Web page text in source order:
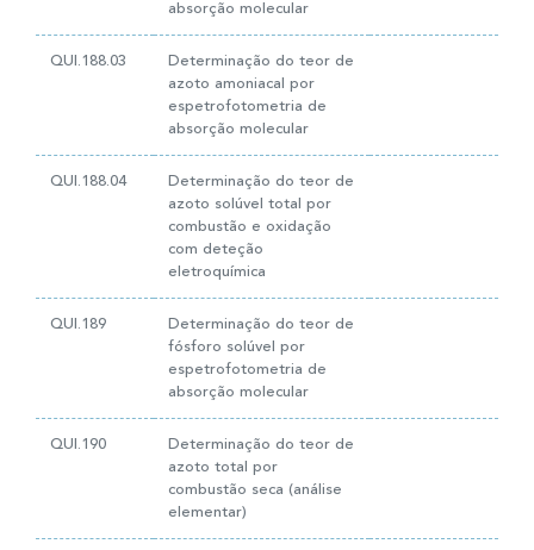
absorção molecular
QUI.188.03
Determinação do teor de
azoto amoniacal por
espetrofotometria de
absorção molecular
QUI.188.04
Determinação do teor de
azoto solúvel total por
combustão e oxidação
com deteção
eletroquímica
QUI.189
Determinação do teor de
fósforo solúvel por
espetrofotometria de
absorção molecular
QUI.190
Determinação do teor de
azoto total por
combustão seca (análise
elementar)